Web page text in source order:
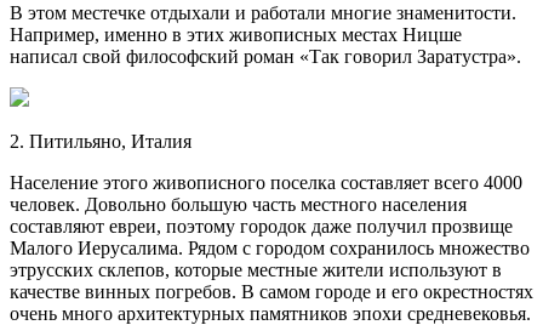
В этом местечке отдыхали и работали многие знаменитости.
Например, именно в этих живописных местах Ницше
написал свой философский роман «Так говорил Заратустра».
2. Питильяно, Италия
Население этого живописного поселка составляет всего 4000
человек. Довольно большую часть местного населения
составляют евреи, поэтому городок даже получил прозвище
Малого Иерусалима. Рядом с городом сохранилось множество
этрусских склепов, которые местные жители используют в
качестве винных погребов. В самом городе и его окрестностях
очень много архитектурных памятников эпохи средневековья.